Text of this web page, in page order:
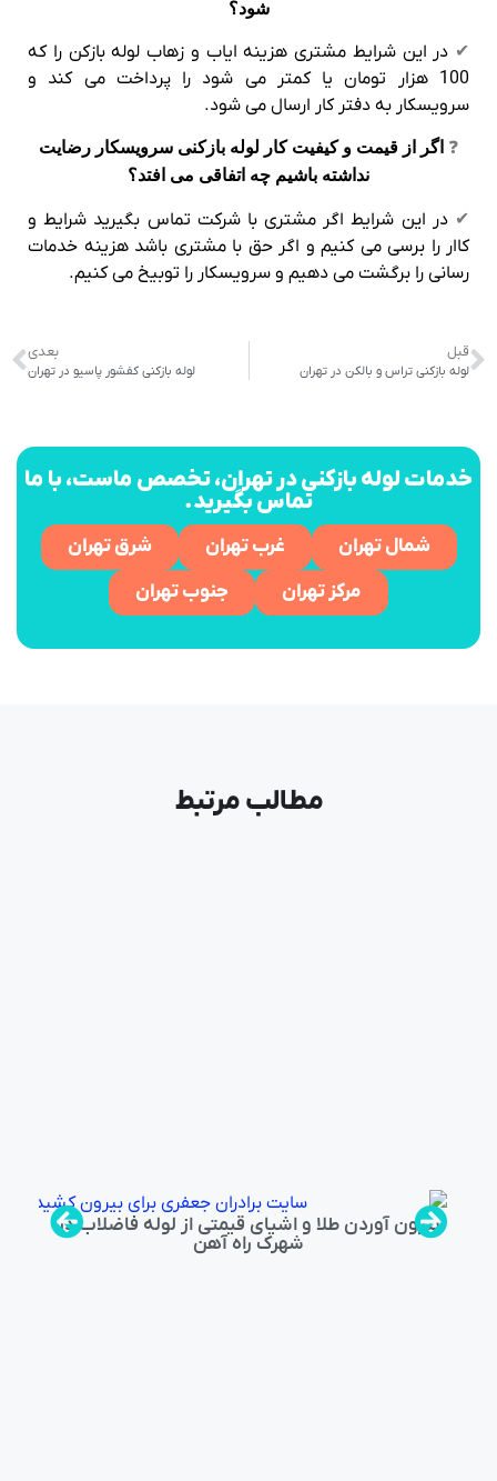
شود؟
✔ در این شرایط مشتری هزینه ایاب و زهاب لوله بازکن را که
100 هزار تومان یا کمتر می شود را پرداخت می کند و
سرویسکار به دفتر کار ارسال می شود.
❓ اگر از قیمت و کیفیت کار لوله بازکنی سرویسکار رضایت
نداشته باشیم چه اتفاقی می افتد؟
✔در این شرایط اگر مشتری با شرکت تماس بگیرید شرایط و
کاار را برسی می کنیم و اگر حق با مشتری باشد هزینه خدمات
رسانی را برگشت می دهیم و سرویسکار را توبیخ می کنیم.
قبل
لوله بازکنی تراس و بالکن در تهران
بعدی
لوله بازکنی کفشور پاسیو در تهران
خدمات لوله بازکنی در تهران، تخصص ماست، با ما
تماس بگیرید.
شمال تهران غرب تهران
شرق تهران
مرکز تهران
جنوب تهران
مطالب مرتبط
بیرون آوردن طلا و اشیای قیمتی از لوله فاضلاب در
شهرک راه‌ آهن